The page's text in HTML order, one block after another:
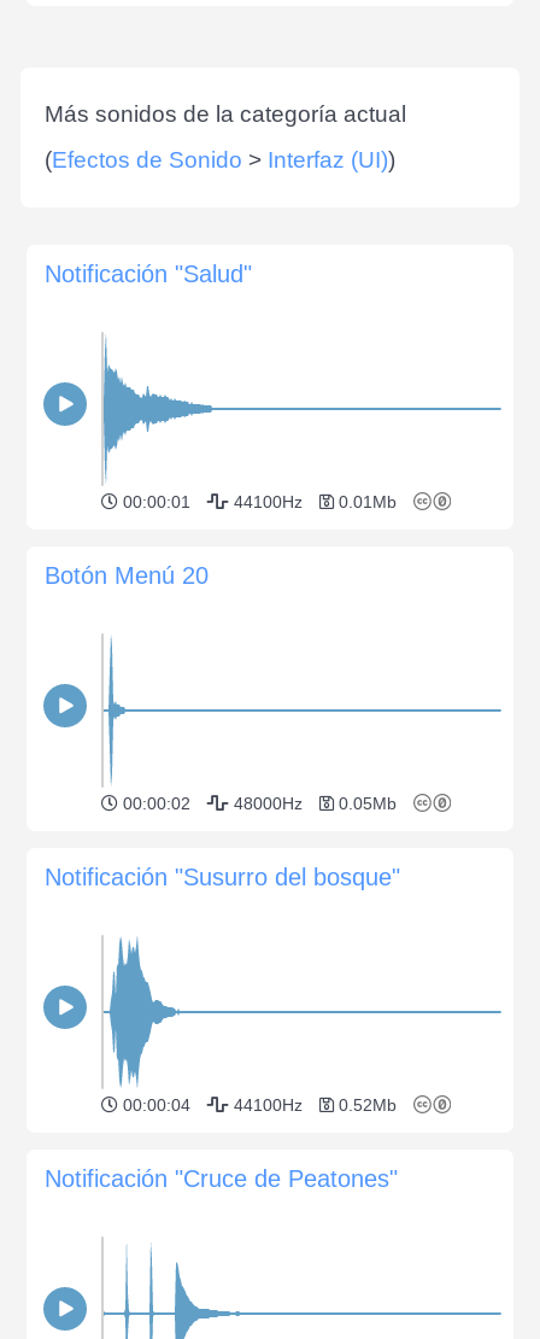
Más sonidos de la categoría actual
(Efectos de Sonido > Interfaz (UI))
Notificación "Salud"
00:00:01 44100Hz 0.01Mb
Botón Menú 20
00:00:02 48000Hz 0.05Mb
Notificación "Susurro del bosque"
00:00:04 44100Hz 0.52Mb
Notificación "Cruce de Peatones"